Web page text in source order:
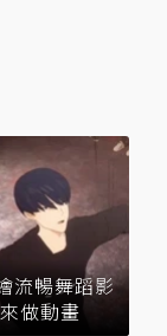
流暢舞蹈影
做動畫